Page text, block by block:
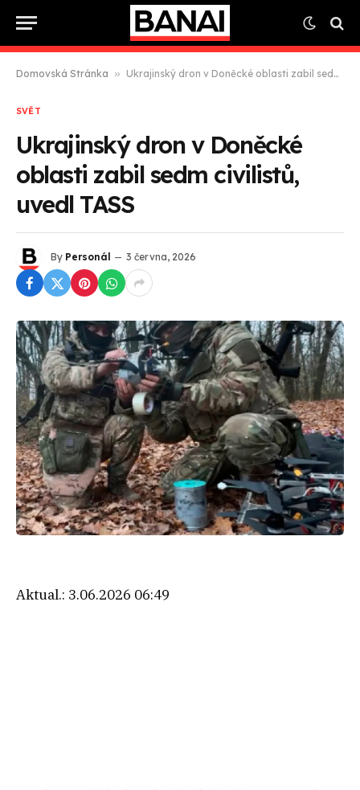
Domovská Stránka » Ukrajinský dron v Doněcké oblasti zabil sedm civilistů, uvedl TASS
SVĚT
Ukrajinský dron v Doněcké
oblasti zabil sedm civilistů,
uvedl TASS
By Personál 3 června, 2026
Aktual.: 3.06.2026 06:49